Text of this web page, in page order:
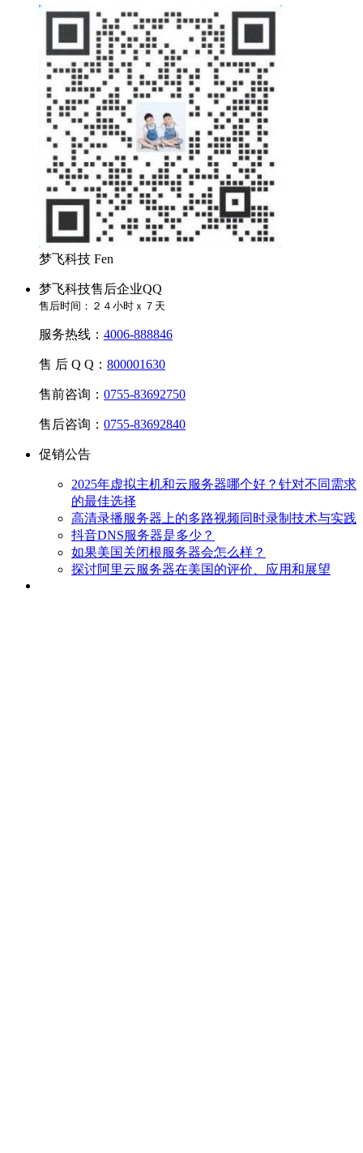
梦飞科技 Fen
梦飞科技售后企业QQ
售后时间：２４小时ｘ７天
服务热线： 4006-888846
售 后 Q Q： 800001630
售前咨询： 0755-83692750
售后咨询： 0755-83692840
促销公告
2025年虚拟主机和云服务器哪个好？针对不同需求
的最佳选择
高清录播服务器上的多路视频同时录制技术与实践
抖音DNS服务器是多少？
如果美国关闭根服务器会怎么样？
探讨阿里云服务器在美国的评价、应用和展望